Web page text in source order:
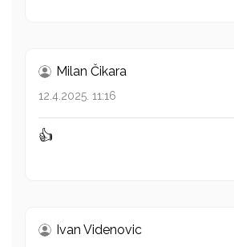
Milan Čikara
12.4.2025. 11:16
👍
Ivan Videnovic